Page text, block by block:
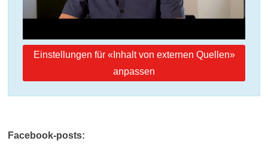
Einstellungen für «Inhalt von externen Quellen»
anpassen
Facebook-posts: